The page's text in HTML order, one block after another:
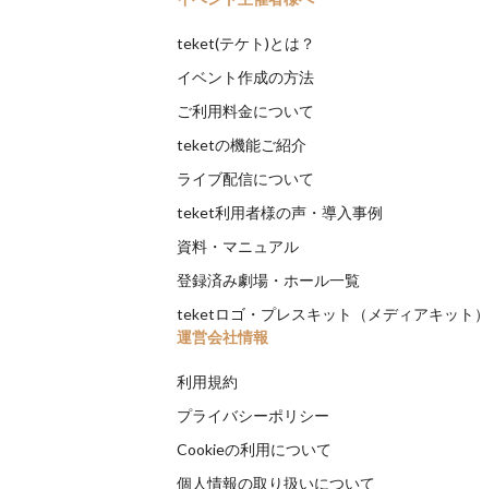
teket(テケト)とは？
イベント作成の方法
ご利用料金について
teketの機能ご紹介
ライブ配信について
teket利用者様の声・導入事例
資料・マニュアル
登録済み劇場・ホール一覧
teketロゴ・プレスキット（メディアキット）
運営会社情報
利用規約
プライバシーポリシー
Cookieの利用について
個人情報の取り扱いについて